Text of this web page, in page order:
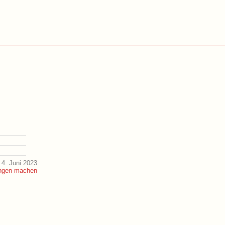
Juni 2023